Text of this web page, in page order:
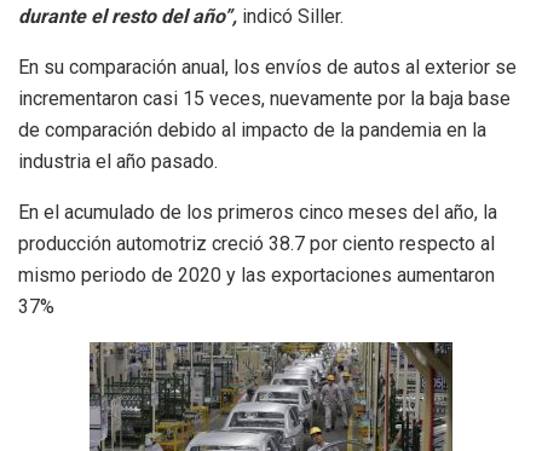
durante el resto del año”, indicó Siller.
En su comparación anual, los envíos de autos al exterior se
incrementaron casi 15 veces, nuevamente por la baja base
de comparación debido al impacto de la pandemia en la
industria el año pasado.
En el acumulado de los primeros cinco meses del año, la
producción automotriz creció 38.7 por ciento respecto al
mismo periodo de 2020 y las exportaciones aumentaron
37%